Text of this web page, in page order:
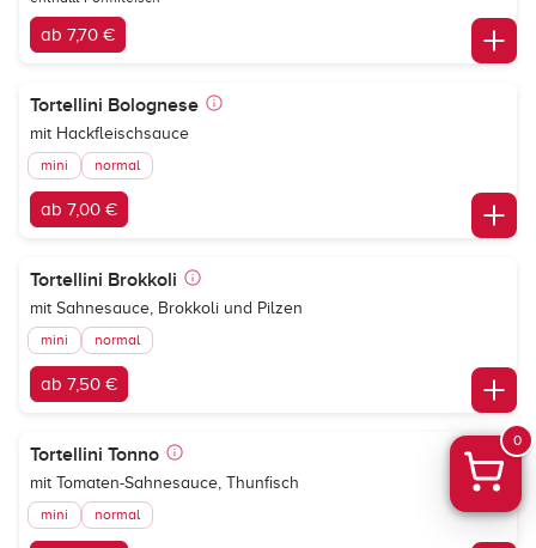
ab 7,70 €
Tortellini Bolognese
mit Hackfleischsauce
mini normal
ab 7,00 €
Tortellini Brokkoli
mit Sahnesauce, Brokkoli und Pilzen
mini normal
ab 7,50 €
Tortellini Tonno
mit Tomaten-Sahnesauce, Thunfisch
mini normal
0